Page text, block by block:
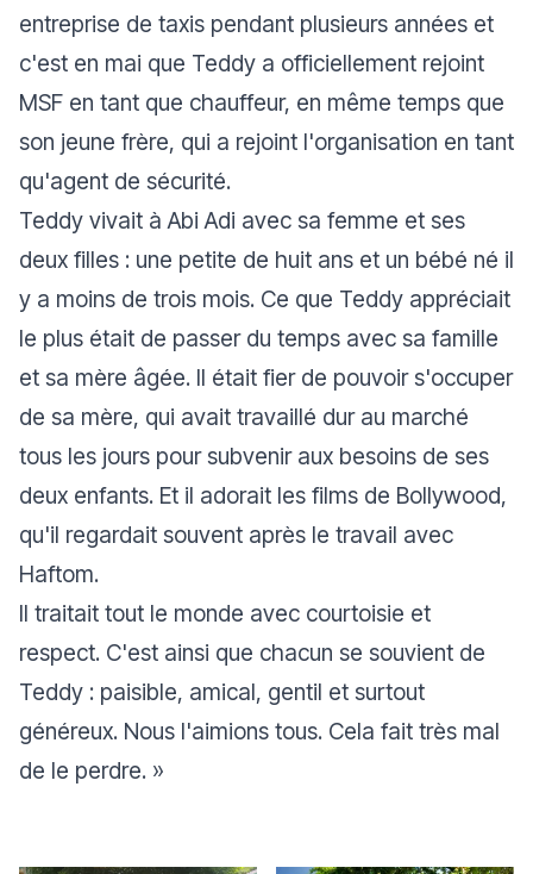
entreprise de taxis pendant plusieurs années et
c'est en mai que Teddy a officiellement rejoint
MSF en tant que chauffeur, en même temps que
son jeune frère, qui a rejoint l'organisation en tant
qu'agent de sécurité.
Teddy vivait à Abi Adi avec sa femme et ses
deux filles : une petite de huit ans et un bébé né il
y a moins de trois mois. Ce que Teddy appréciait
le plus était de passer du temps avec sa famille
et sa mère âgée. Il était fier de pouvoir s'occuper
de sa mère, qui avait travaillé dur au marché
tous les jours pour subvenir aux besoins de ses
deux enfants. Et il adorait les films de Bollywood,
qu'il regardait souvent après le travail avec
Haftom.
Il traitait tout le monde avec courtoisie et
respect. C'est ainsi que chacun se souvient de
Teddy : paisible, amical, gentil et surtout
généreux. Nous l'aimions tous. Cela fait très mal
de le perdre. »